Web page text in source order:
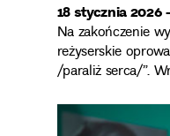
18 stycznia
Na zakończenie
reżyserskie
/paraliż serca/”.